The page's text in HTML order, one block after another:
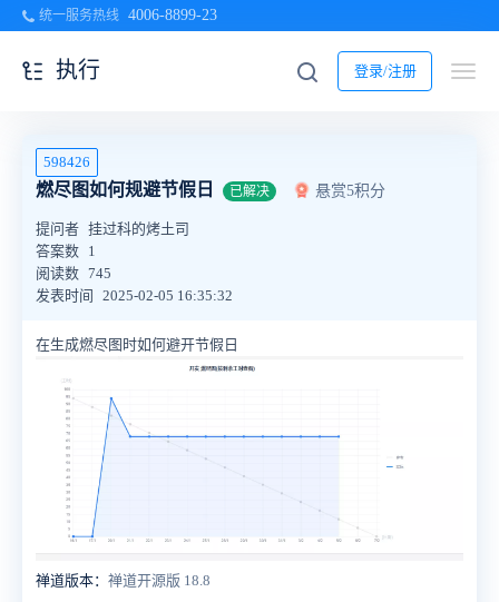
统一服务热线 4006-8899-23
登录/注册
执行
598426
燃尽图如何规避节假日 已解决 悬赏5积分
提问者 挂过科的烤土司
答案数 1
阅读数 745
发表时间
2025-02-05 16:35:32
在生成燃尽图时如何避开节假日
禅道版本： 禅道开源版 18.8